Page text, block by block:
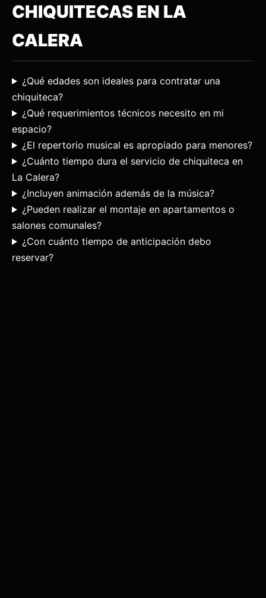
CHIQUITECAS EN LA
CALERA
¿Qué edades son ideales para contratar una
chiquiteca?
¿Qué requerimientos técnicos necesito en mi
espacio?
¿El repertorio musical es apropiado para menores?
¿Cuánto tiempo dura el servicio de chiquiteca en
La Calera?
¿Incluyen animación además de la música?
¿Pueden realizar el montaje en apartamentos o
salones comunales?
¿Con cuánto tiempo de anticipación debo
reservar?